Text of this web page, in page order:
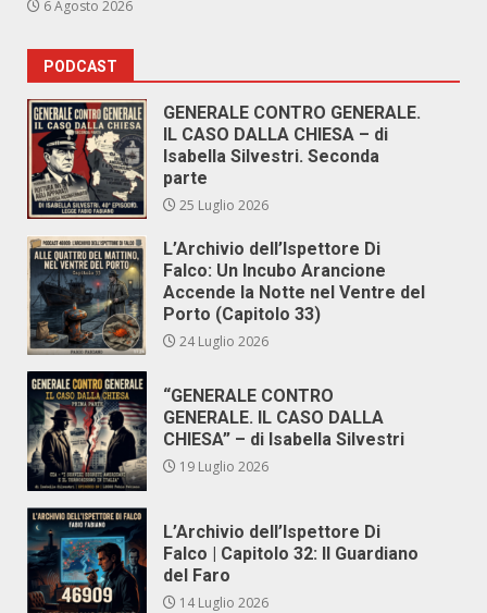
6 Agosto 2026
PODCAST
GENERALE CONTRO GENERALE.
IL CASO DALLA CHIESA – di
Isabella Silvestri. Seconda
parte
25 Luglio 2026
L’Archivio dell’Ispettore Di
Falco: Un Incubo Arancione
Accende la Notte nel Ventre del
Porto (Capitolo 33)
24 Luglio 2026
“GENERALE CONTRO
GENERALE. IL CASO DALLA
CHIESA” – di Isabella Silvestri
19 Luglio 2026
L’Archivio dell’Ispettore Di
Falco | Capitolo 32: Il Guardiano
del Faro
14 Luglio 2026